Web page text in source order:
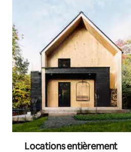
Locations entièrement